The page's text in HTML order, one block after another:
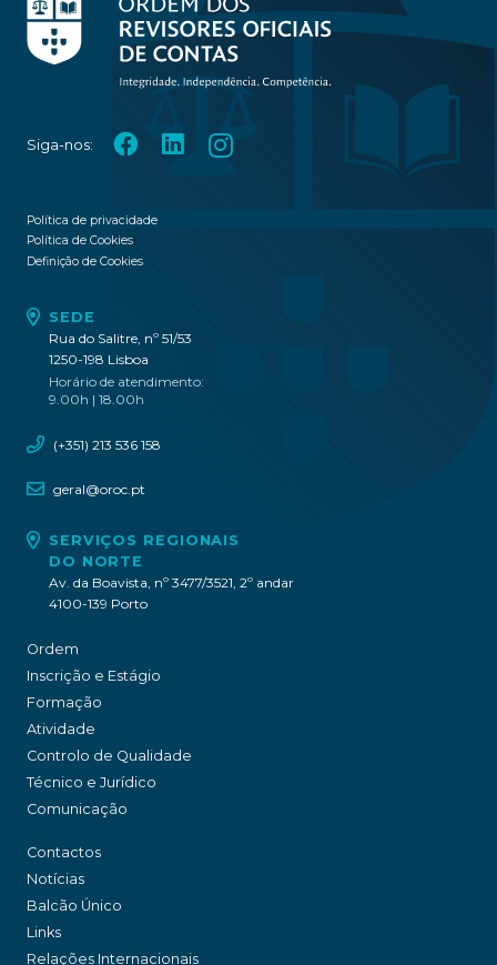
Siga-nos:
Política de privacidade
Política de Cookies
Definição de Cookies
SEDE
Rua do Salitre, nº 51/53
1250-198 Lisboa
Horário de atendimento:
9.00h | 18.00h
(+351) 213 536 158
geral@oroc.pt
SERVIÇOS REGIONAIS
DO NORTE
Av. da Boavista, nº 3477/3521, 2º andar
4100-139 Porto
Ordem
Inscrição e Estágio
Formação
Atividade
Controlo de Qualidade
Técnico e Jurídico
Comunicação
Contactos
Notícias
Balcão Único
Links
Relações Internacionais